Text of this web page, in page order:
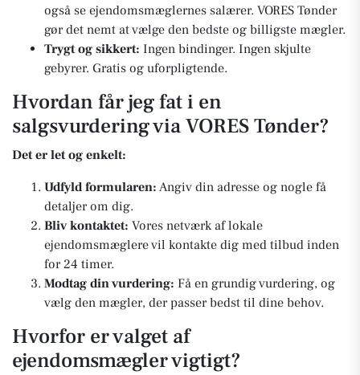
også se ejendomsmæglernes salærer. VORES Tønder
gør det nemt at vælge den bedste og billigste mægler.
Trygt og sikkert: Ingen bindinger. Ingen skjulte
gebyrer. Gratis og uforpligtende.
Hvordan får jeg fat i en
salgsvurdering via VORES Tønder?
Det er let og enkelt:
Udfyld formularen: Angiv din adresse og nogle få
detaljer om dig.
Bliv kontaktet: Vores netværk af lokale
ejendomsmæglere vil kontakte dig med tilbud inden
for 24 timer.
Modtag din vurdering: Få en grundig vurdering, og
vælg den mægler, der passer bedst til dine behov.
Hvorfor er valget af
ejendomsmægler vigtigt?